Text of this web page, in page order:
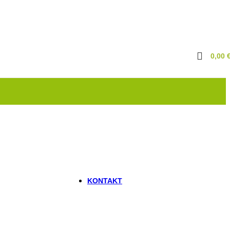
Fliegende Insekten
Rückstauklappen
KONTAKT
0,00